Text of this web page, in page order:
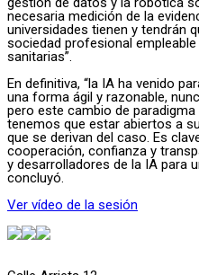
necesaria medición de la
universidades tienen y tendrán
sociedad profesional
sanitarias”.
En definitiva, “la IA ha venido
una forma ágil y razonable,
pero este cambio de
tenemos que estar abiertos a
que se derivan del caso. Es
cooperación, confianza y
y desarrolladores de la IA para
concluyó.
Ver vídeo de la sesión